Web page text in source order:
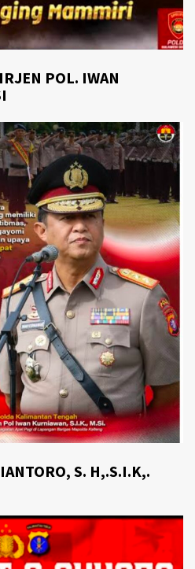
POL. IWAN
S. H,.S.I.K,.